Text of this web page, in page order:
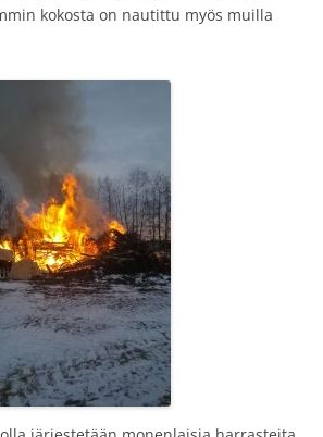
kokosta on nautittu myös muilla